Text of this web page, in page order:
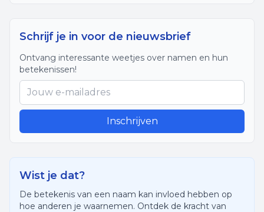
Schrijf je in voor de nieuwsbrief
Ontvang interessante weetjes over namen en hun
betekenissen!
Inschrijven
Wist je dat?
De betekenis van een naam kan invloed hebben op
hoe anderen je waarnemen. Ontdek de kracht van